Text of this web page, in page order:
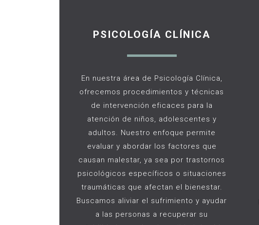
PSICOLOGÍA CLÍNICA
En nuestra área de Psicología Clínica,
ofrecemos procedimientos y técnicas
de intervención eficaces para la
atención de niños, adolescentes y
adultos. Nuestro enfoque permite
evaluar y abordar los factores que
causan malestar, ya sea por trastornos
psicológicos específicos o situaciones
traumáticas que afectan el bienestar.
Buscamos aliviar el sufrimiento y ayudar
a las personas a recuperar su